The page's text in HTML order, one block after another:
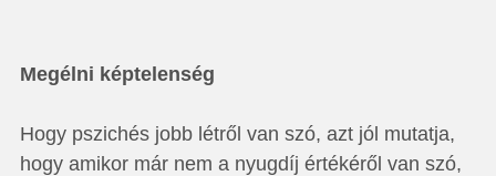
Megélni képtelenség
Hogy pszichés jobb létről van szó, azt jól mutatja,
hogy amikor már nem a nyugdíj értékéről van szó,